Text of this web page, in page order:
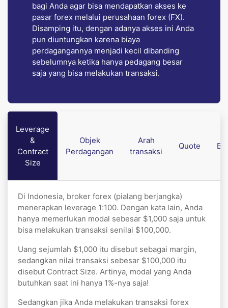
bagi Anda agar bisa mendapatkan akses ke
pasar forex melalui perusahaan forex (FX).
Disamping itu, dengan adanya akses ini Anda
pun diuntungkan karena biaya
perdagangannya menjadi kecil dibanding
sebelumnya ketika hanya pedagang besar
saja yang bisa melakukan transaksi.
Leverage
&
Contract
Size
Objek
Perdagangan
Arah
transaksi
Quote
Di Indonesia, broker forex (pialang berjangka)
menerapkan leverage 1:100. Dengan kata lain, Anda
hanya memerlukan modal sebesar $1,000 saja untuk
bisa melakukan transaksi senilai $100,000.
Uang sejumlah $1,000 itu disebut sebagai margin,
sedangkan nilai transaksi sebesar $100,000 itu
disebut Contract Size. Artinya, modal yang Anda
butuhkan saat ini hanya 1%-nya saja!
Sedangkan jika Anda melakukan transaksi forex